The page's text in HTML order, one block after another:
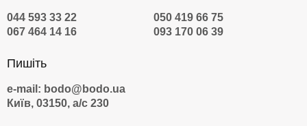
044 593 33 22
050 419 66 75
067 464 14 16
093 170 06 39
Пишіть
e-mail: bodo@bodo.ua
Київ, 03150, а/с 230